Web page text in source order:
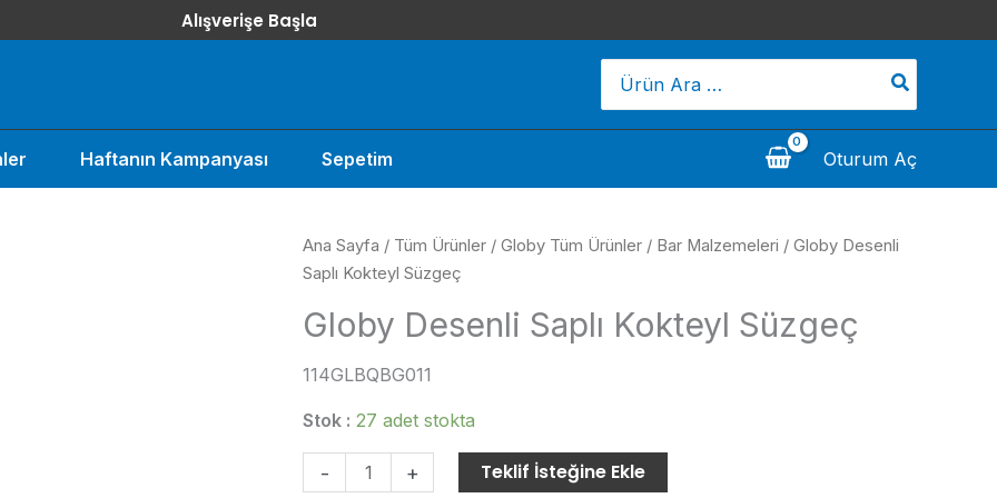
Alışverişe Başla
Search
for:
Haftanın Kampanyası Sepetim Oturum Aç
Ana Sayfa / Tüm Ürünler / Globy Tüm Ürünler / Bar Malzemeleri / Globy Desenli
Saplı Kokteyl Süzgeç
Globy Desenli Saplı Kokteyl Süzgeç
114GLBQBG011
Stok : 27 adet stokta
-
Desenli
+ Teklif İsteğine Ekle